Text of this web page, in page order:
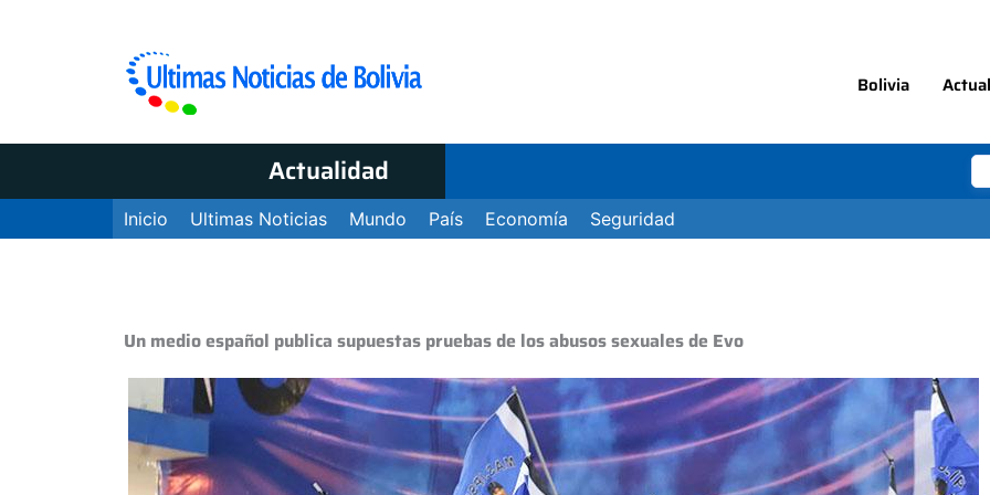
Bolivia
Actualidad
Inicio Ultimas Noticias Mundo País Economía Seguridad
Un medio español publica supuestas pruebas de los abusos sexuales de Evo